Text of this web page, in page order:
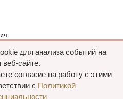
д.20 г. Пенза Пензенская обл.,
для анализа событий на
сайте.
согласие на работу с этими
с Политикой